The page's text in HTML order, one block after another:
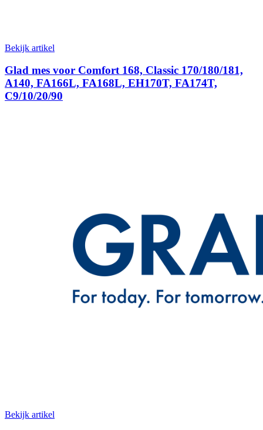
Bekijk artikel
Glad mes voor Comfort 168, Classic 170/180/181,
A140, FA166L, FA168L, EH170T, FA174T,
C9/10/20/90
Bekijk artikel